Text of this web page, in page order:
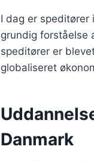
I dag er
grundig forståelse
speditører er
globaliseret
Danmark